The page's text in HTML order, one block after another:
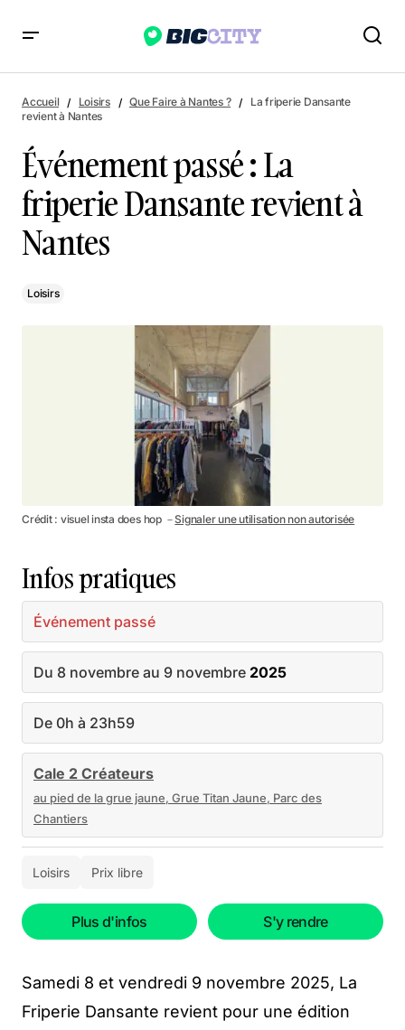
Accueil Loisirs Que Faire à Nantes ?
La friperie Dansante
revient à Nantes
Événement passé : La
friperie Dansante revient à
Nantes
Loisirs
Crédit : visuel insta does hop －Signaler une utilisation non autorisée
Infos pratiques
Événement passé
Du 8 novembre au 9 novembre 2025
De 0h à 23h59
Cale 2 Créateurs
au pied de la grue jaune, Grue Titan Jaune, Parc des
Chantiers
Loisirs Prix libre
Plus d'infos S'y rendre
Samedi 8 et vendredi 9 novembre 2025, La
Friperie Dansante revient pour une édition